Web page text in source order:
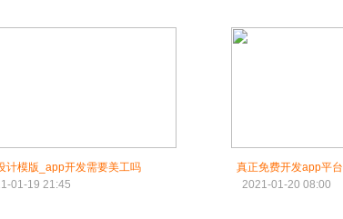
计模版_app开发需要美工吗
01-19 21:45
真正免费开发app平台
2021-01-20 08:00